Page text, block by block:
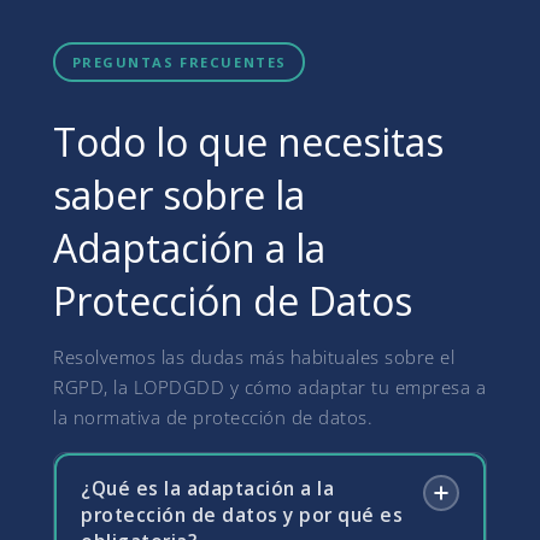
PREGUNTAS FRECUENTES
Todo lo que necesitas
saber sobre la
Adaptación a la
Protección de Datos
Resolvemos las dudas más habituales sobre el
RGPD, la LOPDGDD y cómo adaptar tu empresa a
la normativa de protección de datos.
¿Qué es la adaptación a la
protección de datos y por qué es